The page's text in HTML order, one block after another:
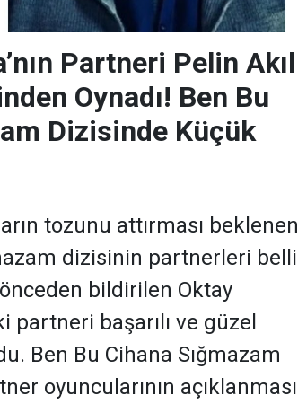
Partneri Pelin Akıl
Oynadı! Ben Bu
Dizisinde Küçük
tozunu attırması beklenen
dizisinin partnerleri belli
bildirilen Oktay
partneri başarılı ve güzel
Ben Bu Cihana Sığmazam
oyuncularının açıklanması